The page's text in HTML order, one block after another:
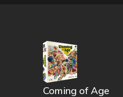
Coming of Age